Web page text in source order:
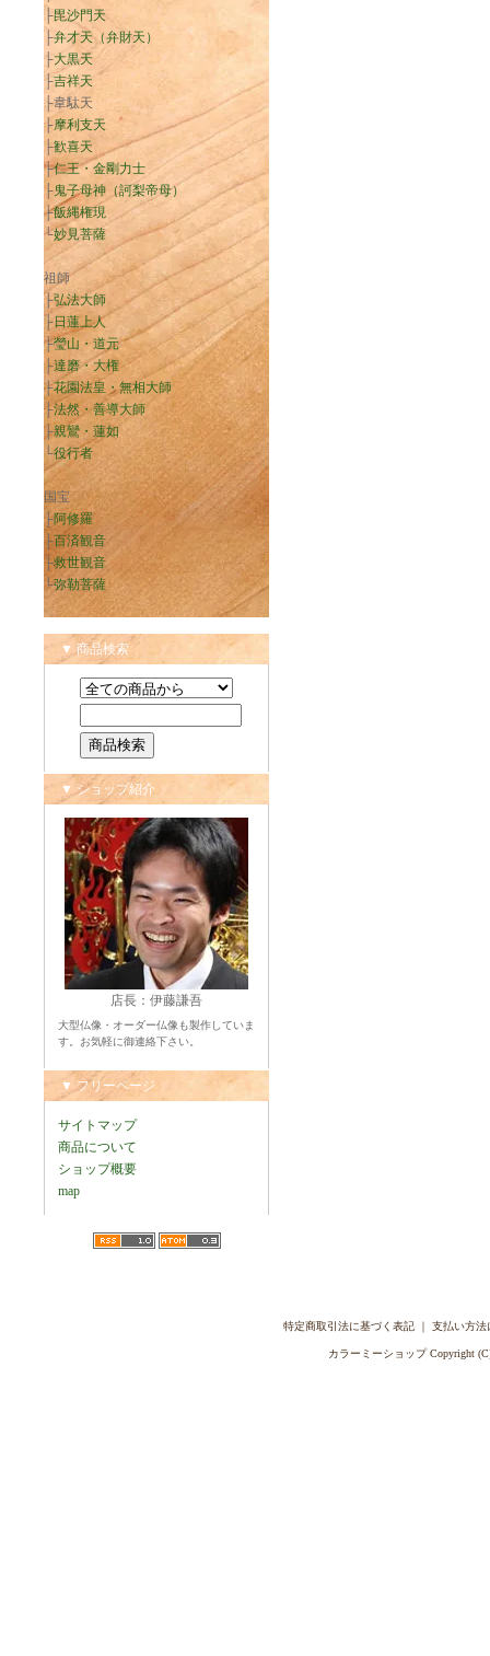
├毘沙門天
├弁才天（弁財天）
├大黒天
├吉祥天
├韋駄天
├摩利支天
├歓喜天
├仁王・金剛力士
├鬼子母神（訶梨帝母）
├飯縄権現
└妙見菩薩
祖師
├弘法大師
├日蓮上人
├瑩山・道元
├達磨・大権
├花園法皇・無相大師
├法然・善導大師
├親鸞・蓮如
└役行者
国宝
├阿修羅
├百済観音
├救世観音
└弥勒菩薩
▼ 商品検索
▼ ショップ紹介
店長：伊藤謙吾
大型仏像・オーダー仏像も製作していま
す。お気軽に御連絡下さい。
▼ フリーページ
サイトマップ
商品について
ショップ概要
map
特定商取引法に基づく表記｜ 支払い方法
カラーミーショップCopyright